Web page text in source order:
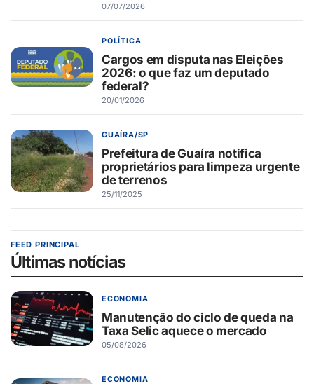
07/07/2026
POLÍTICA
Cargos em disputa nas Eleições
2026: o que faz um deputado
federal?
20/01/2026
GUAÍRA/SP
Prefeitura de Guaíra notifica
proprietários para limpeza urgente
de terrenos
25/11/2025
FEED PRINCIPAL
Últimas notícias
ECONOMIA
Manutenção do ciclo de queda na
Taxa Selic aquece o mercado
05/08/2026
ECONOMIA